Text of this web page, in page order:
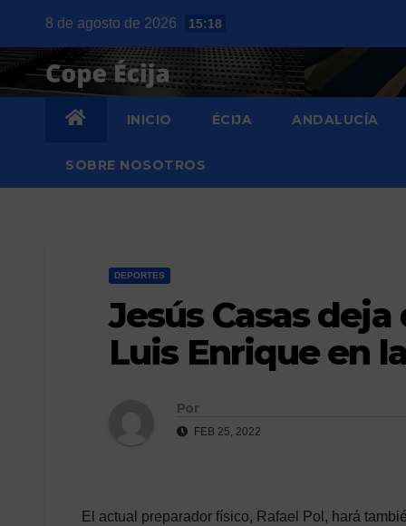
contenido
8 de agosto de 2026 15:18
INICIO ÉCIJA ANDALUCÍA
SOBRE NOSOTROS
DEPORTES
Jesús Casas
Luis Enrique en
Por
FEB 25, 2022
El actual preparador físico, Rafael Pol, hará